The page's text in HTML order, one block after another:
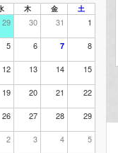
木 金 土
29 30 31 1
5 6 7 8
12 13 14 15
19 20 21 22
26 27 28 29
2 3 4 5